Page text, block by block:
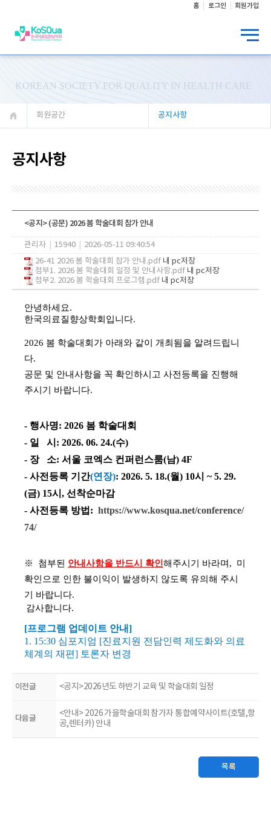
홈 로그인 회원가입
KOREAN SOCIETY FOR QUALITY IN HEALTH CARE
회원공간 공지사항
공지사항
<공지> (공문) 2026 봄 학술대회 참가 안내
관리자 15940
2026-05-11 09:40:54
26-41 2026 봄 학술대회 참가 안내.pdf 내 pc저장
첨부1. 2026 봄 학술대회 일정 및 안내사항.pdf 내 pc저장
첨부2. 2026 봄 학술대회 프로그램.pdf 내 pc저장
안녕하세요.
한국의료질향상학회입니다.
2026 봄 학술대회가 아래와 같이 개최됨을 알려드립니
다.
공문 및 안내사항을 꼭 확인하시고 사전등록을 진행해
주시기 바랍니다.
- 행사명: 2026 봄 학술대회
- 일 시: 2026. 06. 24.(수)​
- 장 소: 서울 코엑스 컨퍼런스룸(남) 4F
- 사전등록 기간(연장): 2026. 5. 18.(월) 10시 ~ 5. 29.
(금) 15시, 선착순마감
- 사전등록 방법: https://www.kosqua.net/conference/
74/
※ 첨부된 안내사항을 반드시 확인해주시기 바라며, 미
확인으로 인한 불이익이 발생하지 않도록 유의해 주시
기 바랍니다.
감사합니다.
[프로그램 업데이트 안내]
1. 15:30 심포지엄 [진료지원 전담인력 제도화와 의료
체계의 재편] 토론자 변경
이전글 <공지>2026년도 하반기 교육 및 학술대회 일정
다음글
<안내> 2026 가을학술대회 참가자 통합예약사이트(호텔,항
공,렌터카) 안내
목록